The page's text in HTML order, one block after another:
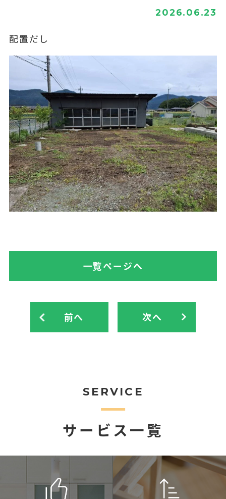
2026.06.23
配置だし
前へ
一覧ページへ
次へ
SERVICE
サービス一覧